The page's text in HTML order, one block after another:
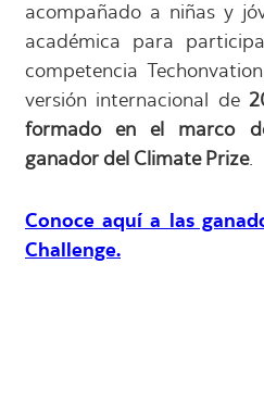
acompañado a niñas y
académica para
competencia
versión internacional de
formado en el marco
ganador del Climate Prize.
Conoce aquí a las
Challenge.